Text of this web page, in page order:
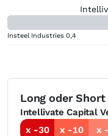
Insteel Industries 0,4
Long oder Short
Intellivate Capital
x -30
x -10 x